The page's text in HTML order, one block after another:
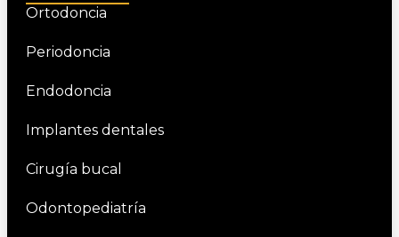
Ortodoncia
Periodoncia
Endodoncia
Implantes dentales
Cirugía bucal
Odontopediatría